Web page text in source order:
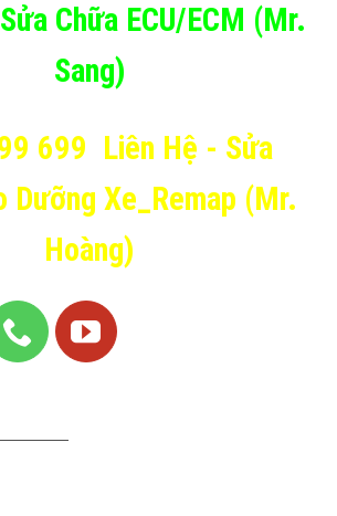
Chữa ECU/ECM (Mr.
Sang)
699 Liên Hệ - Sửa
Dưỡng Xe_Remap (Mr.
Hoàng)